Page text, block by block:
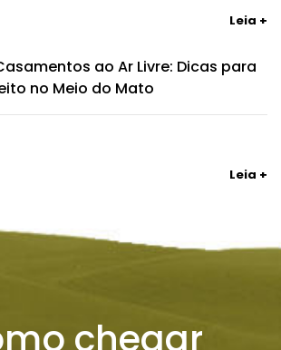
Leia +
ao Ar Livre: Dicas para
no Meio do Mato
Leia +
chegar